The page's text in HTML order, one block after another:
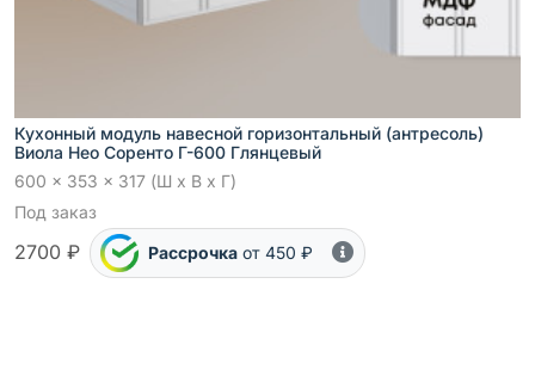
Кухонный модуль навесной горизонтальный (антресоль)
Виола Нео Соренто Г-600 Глянцевый
600 x 353 x 317 (Ш x В x Г)
Под заказ
2700 ₽ Рассрочка от 450 ₽